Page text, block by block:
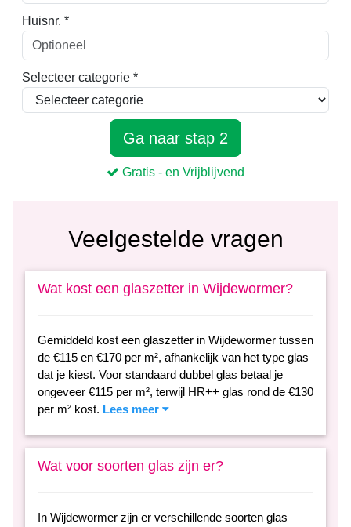
Veelgestelde vragen
Wat kost een glaszetter in Wijdewormer?
Gemiddeld kost een glaszetter in Wijdewormer tussen
de €115 en €170 per m², afhankelijk van het type glas
dat je kiest. Voor standaard dubbel glas betaal je
ongeveer €115 per m², terwijl HR++ glas rond de €130
per m² kost. Lees meer
Wat voor soorten glas zijn er?
In Wijdewormer zijn er verschillende soorten glas